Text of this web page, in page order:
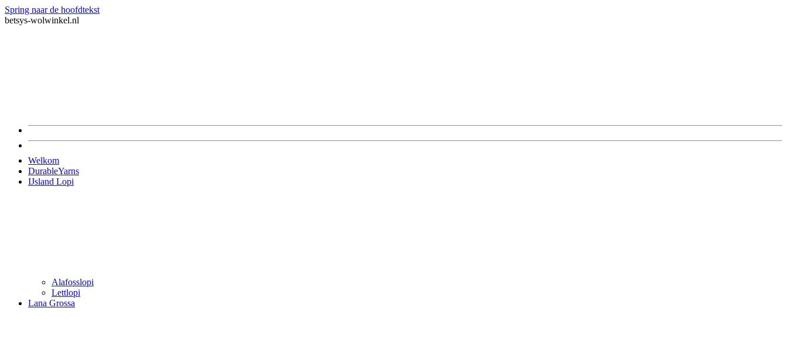
Spring naar de hoofdtekst
betsys-wolwinkel.nl
Welkom
DurableYarns
IJsland Lopi
Alafosslopi
Lettlopi
Lana Grossa